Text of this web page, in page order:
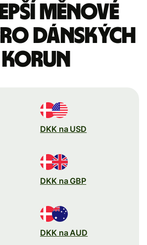
měnové
dánských
korun
DKK na USD
DKK na GBP
DKK na AUD